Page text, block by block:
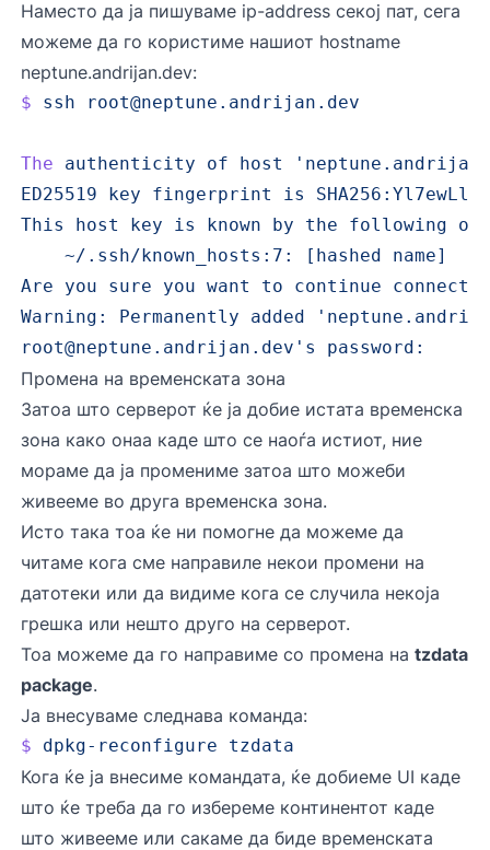
Наместо да ја пишуваме ip-address секој пат, сега
можеме да го користиме нашиот hostname
neptune.andrijan.dev:
$ ssh root@neptune.andrijan.dev
The authenticity of host
ED25519 key fingerprint is
This host key is known by the following
    ~/.ssh/known_hosts:7: [hashed name]
Are you sure you want to continue
Warning: Permanently added '
root@neptune.andrijan.dev ' s password:
Промена на временската зона
Затоа што серверот ќе ја добие истата временска
зона како онаа каде што се наоѓа истиот, ние
мораме да ја промениме затоа што можеби
живееме во друга временска зона.
Исто така тоа ќе ни помогне да можеме да
читаме кога сме направиле некои промени на
датотеки или да видиме кога се случила некоја
грешка или нешто друго на серверот.
Тоа можеме да го направиме со промена на tzdata
package.
Ја внесуваме следнава команда:
$ dpkg-reconfigure tzdata
Кога ќе ја внесиме командата, ќе добиеме UI каде
што ќе треба да го избереме континентот каде
што живееме или сакаме да биде временската